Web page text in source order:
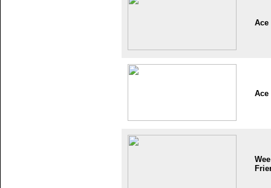
Ace
Ace
Wee